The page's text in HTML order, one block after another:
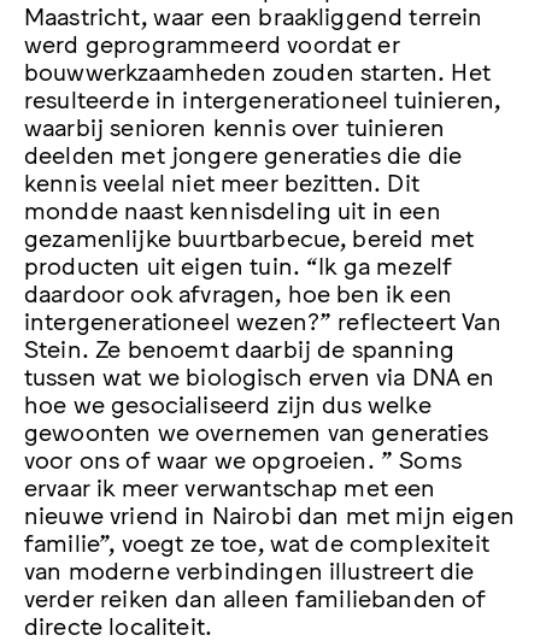
Maastricht, waar een braakliggend terrein
werd geprogrammeerd voordat er
bouwwerkzaamheden zouden starten. Het
resulteerde in intergenerationeel tuinieren,
waarbij senioren kennis over tuinieren
deelden met jongere generaties die die
kennis veelal niet meer bezitten. Dit
mondde naast kennisdeling uit in een
gezamenlijke buurtbarbecue, bereid met
producten uit eigen tuin. “Ik ga mezelf
daardoor ook afvragen, hoe ben ik een
intergenerationeel wezen?” reflecteert Van
Stein. Ze benoemt daarbij de spanning
tussen wat we biologisch erven via DNA en
hoe we gesocialiseerd zijn dus welke
gewoonten we overnemen van generaties
voor ons of waar we opgroeien. ” Soms
ervaar ik meer verwantschap met een
nieuwe vriend in Nairobi dan met mijn eigen
familie”, voegt ze toe, wat de complexiteit
van moderne verbindingen illustreert die
verder reiken dan alleen familiebanden of
directe localiteit.